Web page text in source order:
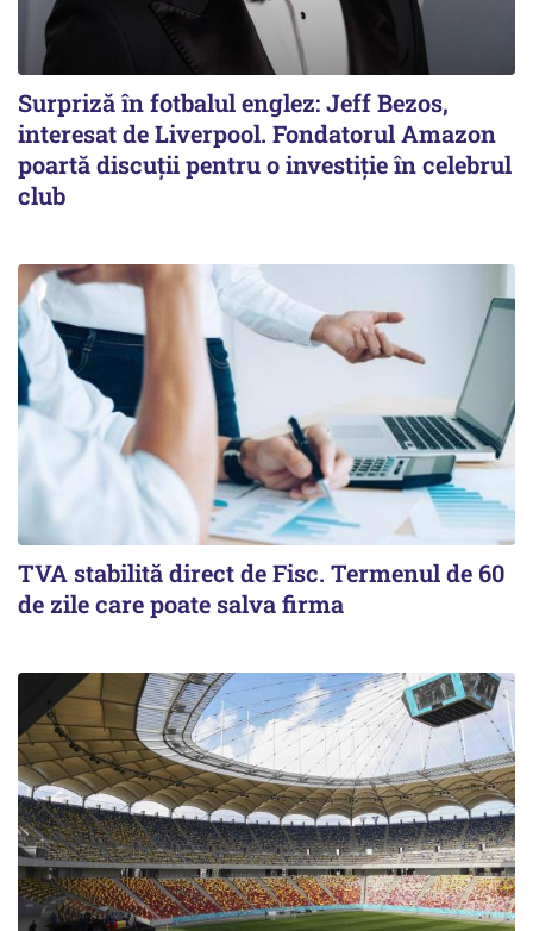
Surpriză în fotbalul englez: Jeff Bezos,
interesat de Liverpool. Fondatorul Amazon
poartă discuții pentru o investiție în celebrul
club
TVA stabilită direct de Fisc. Termenul de 60
de zile care poate salva firma